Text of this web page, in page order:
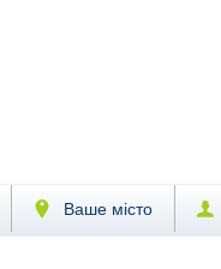
Ваше місто